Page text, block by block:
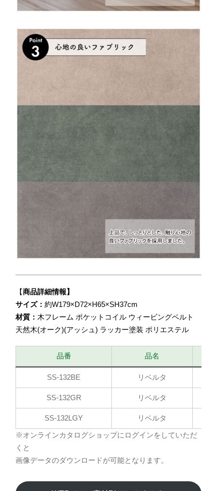
【商品詳細情報】
サイズ： 約W179×D72×H65×SH37cm
材質： 木フレーム ポケットコイル ウィービングベルト
天然木(オーク)(アッシュ) ラッカー塗装 ポリエステル
品番 品名
SS-132BE リベルタ
SS-132GR リベルタ
SS-132LGY リベルタ
※オンラインカタログショップにログインをしていただ
くと
画像データのダウンロードが可能となります。